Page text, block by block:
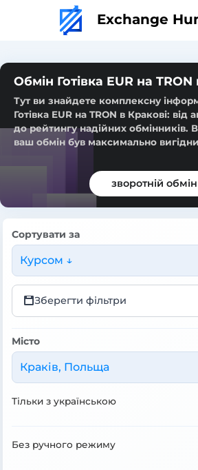
Exchange
Обмін Готівка EUR на TRON
Тут ви знайдете комплексну
Готівка EUR на TRON в Кракові: від
до рейтингу надійних обмінників.
ваш обмін був максимально
зворотній обмін
Сортувати за
Курсом ↓
Зберегти фільтри
Місто
Краків, Польща
Тільки з українською
Без ручного режиму